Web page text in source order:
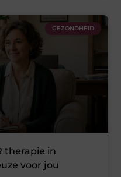
GEZONDHEID
therapie in
voor jou